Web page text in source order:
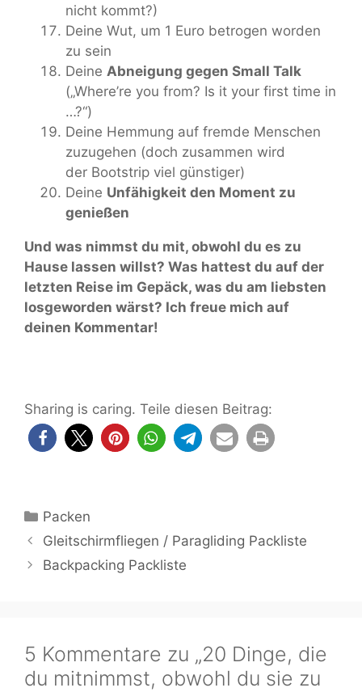
nicht kommt?)
Deine Wut, um 1 Euro betrogen worden
zu sein
Deine Abneigung gegen Small Talk
(„Where’re you from? Is it your first time in
…?“)
Deine Hemmung auf fremde Menschen
zuzugehen (doch zusammen wird
der Bootstrip viel günstiger)
Deine Unfähigkeit den Moment zu
genießen
Und was nimmst du mit, obwohl du es zu
Hause lassen willst? Was hattest du auf der
letzten Reise im Gepäck, was du am liebsten
losgeworden wärst? Ich freue mich auf
deinen Kommentar!
Sharing is caring. Teile diesen Beitrag:
Kategorien
Packen
Gleitschirmfliegen / Paragliding Packliste
Backpacking Packliste
5 Kommentare zu „20 Dinge, die
du mitnimmst, obwohl du sie zu